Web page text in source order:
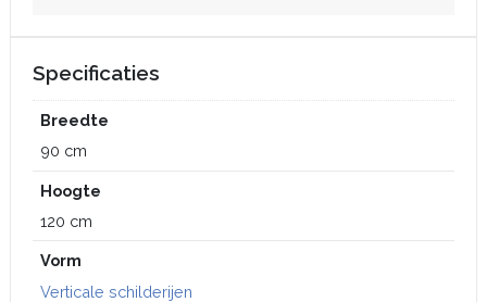
Specificaties
Breedte
90 cm
Hoogte
120 cm
Vorm
Verticale schilderijen